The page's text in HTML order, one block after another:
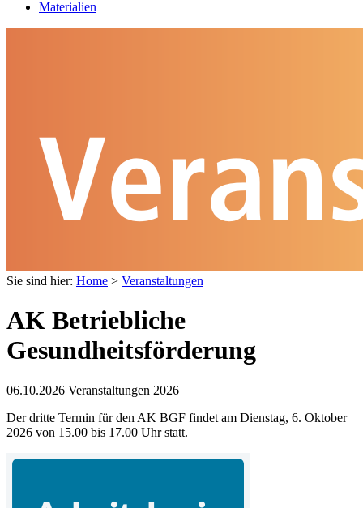
Materialien
Sie sind hier: Home > Veranstaltungen
AK Betriebliche
Gesundheitsförderung
06.10.2026 Veranstaltungen 2026
Der dritte Termin für den AK BGF findet am Dienstag, 6. Oktober
2026 von 15.00 bis 17.00 Uhr statt.